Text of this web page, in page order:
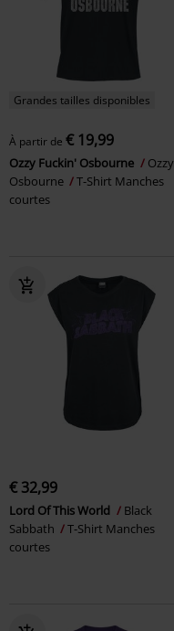
Grandes tailles disponibles
À partir de € 19,99
Ozzy Fuckin' Osbourne
Ozzy
Osbourne
T-Shirt Manches
courtes
€ 32,99
Lord Of This World
Black
Sabbath
T-Shirt Manches
courtes